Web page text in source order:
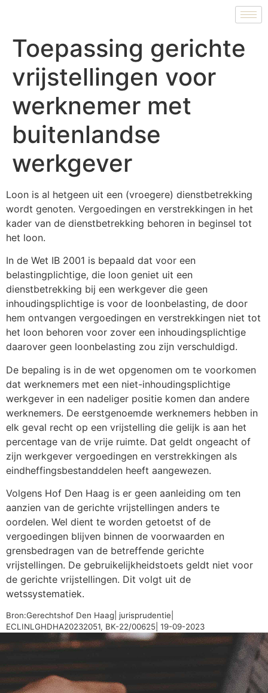
Toepassing gerichte
vrijstellingen voor
werknemer met
buitenlandse
werkgever
Loon is al hetgeen uit een (vroegere) dienstbetrekking
wordt genoten. Vergoedingen en verstrekkingen in het
kader van de dienstbetrekking behoren in beginsel tot
het loon.
In de Wet IB 2001 is bepaald dat voor een
belastingplichtige, die loon geniet uit een
dienstbetrekking bij een werkgever die geen
inhoudingsplichtige is voor de loonbelasting, de door
hem ontvangen vergoedingen en verstrekkingen niet tot
het loon behoren voor zover een inhoudingsplichtige
daarover geen loonbelasting zou zijn verschuldigd.
De bepaling is in de wet opgenomen om te voorkomen
dat werknemers met een niet-inhoudingsplichtige
werkgever in een nadeliger positie komen dan andere
werknemers. De eerstgenoemde werknemers hebben in
elk geval recht op een vrijstelling die gelijk is aan het
percentage van de vrije ruimte. Dat geldt ongeacht of
zijn werkgever vergoedingen en verstrekkingen als
eindheffingsbestanddelen heeft aangewezen.
Volgens Hof Den Haag is er geen aanleiding om ten
aanzien van de gerichte vrijstellingen anders te
oordelen. Wel dient te worden getoetst of de
vergoedingen blijven binnen de voorwaarden en
grensbedragen van de betreffende gerichte
vrijstellingen. De gebruikelijkheidstoets geldt niet voor
de gerichte vrijstellingen. Dit volgt uit de
wetssystematiek.
Bron:Gerechtshof Den Haag| jurisprudentie|
ECLINLGHDHA20232051, BK-22/00625| 19-09-2023